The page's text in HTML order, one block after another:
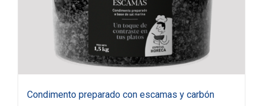
Condimento preparado con escamas y carbón